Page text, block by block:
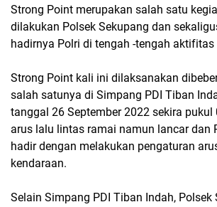
Strong Point merupakan salah satu
dilakukan Polsek Sekupang dan
hadirnya Polri di tengah -tengah
Strong Point kali ini dilaksanakan
salah satunya di Simpang PDI Tiban
tanggal 26 September 2022 sekira pukul
arus lalu lintas ramai namun lancar dan
hadir dengan melakukan pengaturan
kendaraan.
Selain Simpang PDI Tiban Indah, Polsek